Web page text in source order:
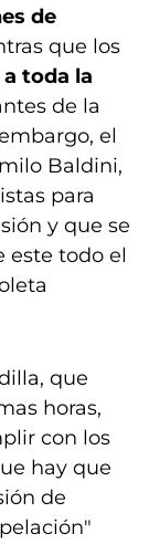
de
que los
toda la
de la
el
Baldini,
para
y que se
este todo el
que
horas,
con los
hay que
de